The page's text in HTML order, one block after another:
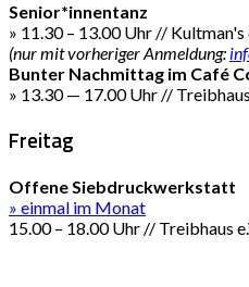
Senior*innentanz
» 11.30 – 13.00 Uhr //
(nur mit vorheriger Anmeldung:
Bunter Nachmittag im Café
» 13.30 — 17.00 Uhr //
Freitag
Offene Siebdruckwerkstatt
» einmal im Monat
15.00 – 18.00 Uhr // Treibhaus